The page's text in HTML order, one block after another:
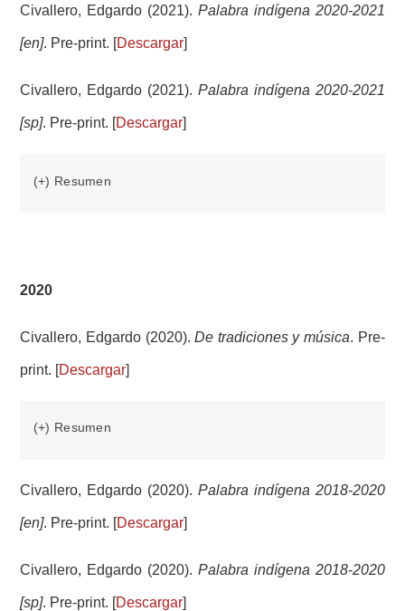
Civallero, Edgardo (2021). Palabra indígena 2020-2021
[en]. Pre-print. [Descargar]
Civallero, Edgardo (2021). Palabra indígena 2020-2021
[sp]. Pre-print. [Descargar]
(+) Resumen
2020
Civallero, Edgardo (2020).De tradiciones y música. Pre-
print. [Descargar]
(+) Resumen
Civallero, Edgardo (2020). Palabra indígena 2018-2020
[en]. Pre-print. [Descargar]
Civallero, Edgardo (2020). Palabra indígena 2018-2020
[sp]. Pre-print. [Descargar]